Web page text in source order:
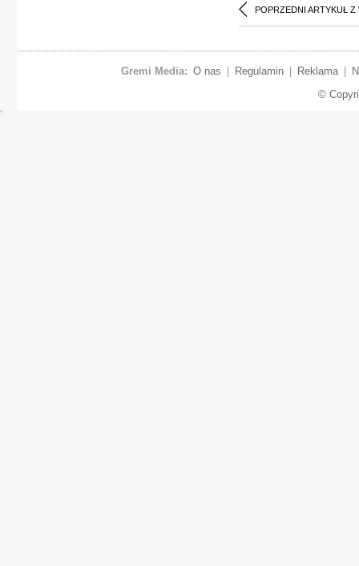
POPRZEDNI ARTYKUŁ Z
Gremi Media: O nas Regulamin Reklama
©